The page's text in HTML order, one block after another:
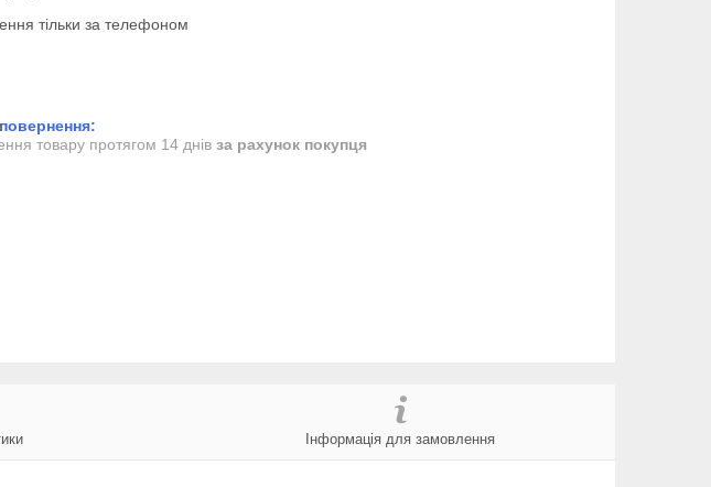
тільки за телефоном
товару протягом 14 днів за рахунок покупця
Інформація для замовлення